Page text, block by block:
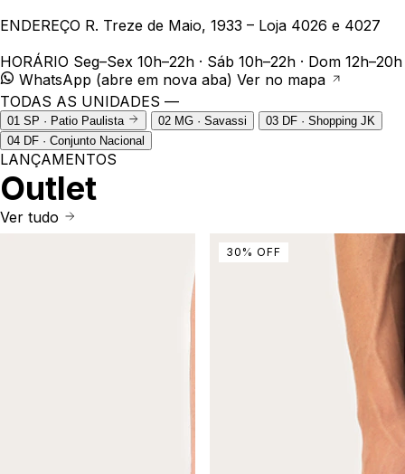
ENDEREÇO R. Treze de Maio, 1933 – Loja 4026 e 4027
HORÁRIO Seg–Sex 10h–22h · Sáb 10h–22h · Dom 12h–20h
WhatsApp (abre em nova aba) Ver no mapa
TODAS AS UNIDADES —
01 SP · Patio Paulista 02 MG · Savassi 03 DF · Shopping JK
04 DF · Conjunto Nacional
LANÇAMENTOS
Outlet
Ver tudo
30 % OFF